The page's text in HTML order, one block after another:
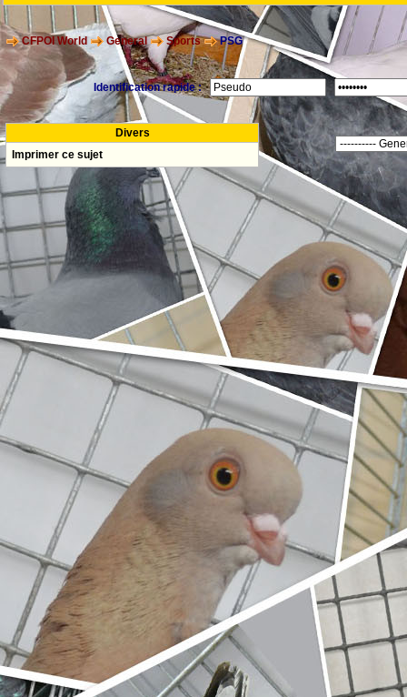
CFPOI World General Sports PSG
Identification rapide :
Divers
Imprimer ce sujet